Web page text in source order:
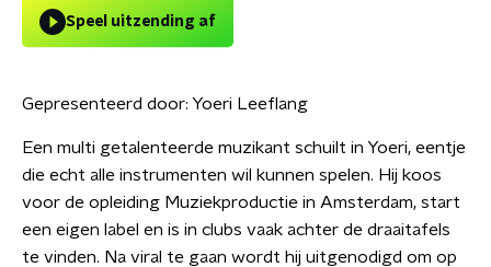
Speel uitzending af
Gepresenteerd door: Yoeri Leeflang
Een multi getalenteerde muzikant schuilt in Yoeri, eentje
die echt alle instrumenten wil kunnen spelen. Hij koos
voor de opleiding Muziekproductie in Amsterdam, start
een eigen label en is in clubs vaak achter de draaitafels
te vinden. Na viral te gaan wordt hij uitgenodigd om op